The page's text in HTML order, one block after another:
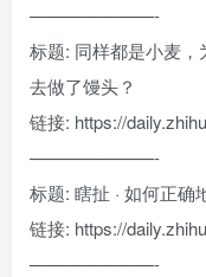
———————-
标题: 同样都是小麦
去做了馒头？
链接: https://
———————-
标题: 瞎扯 · 如何正确
链接: https://
———————-